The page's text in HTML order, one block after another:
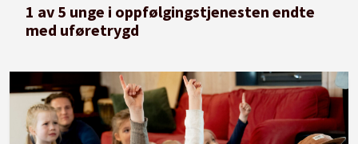
1 av 5 unge i oppfølgingstjenesten endte
med uføretrygd